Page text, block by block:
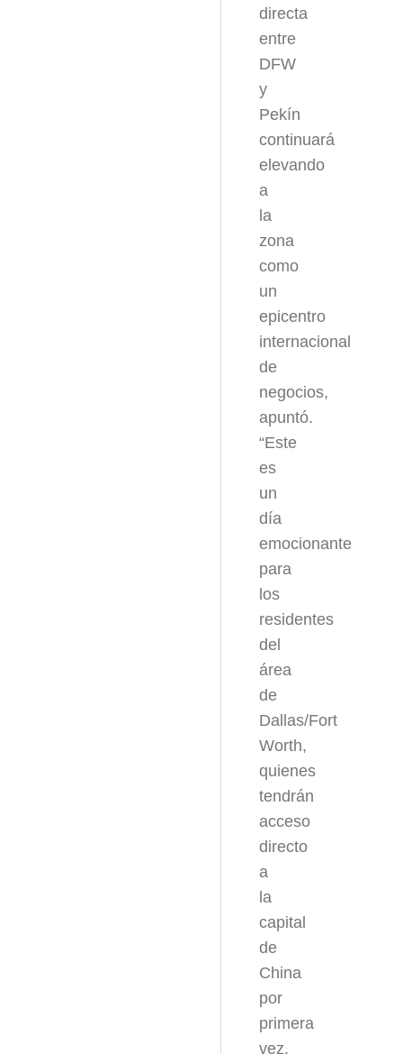
directa
entre
DFW
y
Pekín
continuará
elevando
a
la
zona
como
un
epicentro
internacional
de
negocios,
apuntó.
“Este
es
un
día
emocionante
para
los
residentes
del
área
de
Dallas/Fort
Worth,
quienes
tendrán
acceso
directo
a
la
capital
de
China
por
primera
vez.